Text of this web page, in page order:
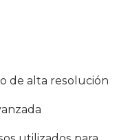
de alta resolución